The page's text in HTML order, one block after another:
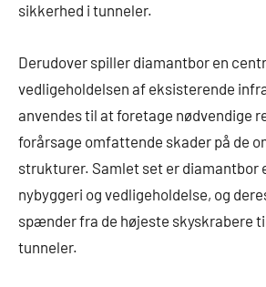
sikkerhed i tunneler.
Derudover spiller diamantbor en
vedligeholdelsen af eksisterende
anvendes til at foretage nødvendige
forårsage omfattende skader på de
strukturer. Samlet set er diamantbor
nybyggeri og vedligeholdelse, og
spænder fra de højeste skyskrabere
tunneler.